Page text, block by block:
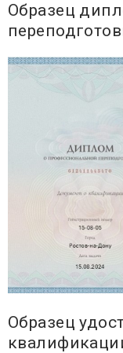
Образец
Образец